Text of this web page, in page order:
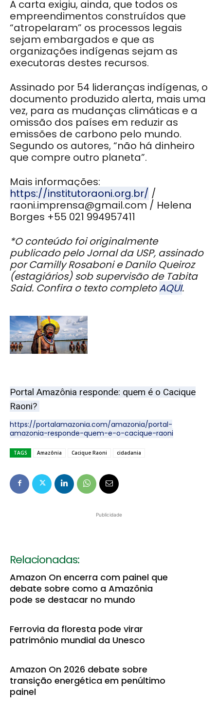
A carta exigiu, ainda, que todos os
empreendimentos construídos que
“atropelaram” os processos legais
sejam embargados e que as
organizações indígenas sejam as
executoras destes recursos.
Assinado por 54 lideranças indígenas, o
documento produzido alerta, mais uma
vez, para as mudanças climáticas e a
omissão dos países em reduzir as
emissões de carbono pelo mundo.
Segundo os autores, “não há dinheiro
que compre outro planeta”.
Mais informações:
https://institutoraoni.org.br/ /
raoni.imprensa@gmail.com / Helena
Borges +55 021 994957411
*O conteúdo foi originalmente
publicado pelo Jornal da USP, assinado
por Camilly Rosaboni e Danilo Queiroz
(estagiários) sob supervisão de Tabita
Said. Confira o texto completoAQUI.
Portal Amazônia responde: quem é o Cacique
Raoni?
https://portalamazonia.com/amazonia/portal-
amazonia-responde-quem-e-o-cacique-raoni
TAGS Amazônia Cacique Raoni cidadania
Publicidade
Relacionadas:
Amazon On encerra com painel que
debate sobre como a Amazônia
pode se destacar no mundo
Ferrovia da floresta pode virar
patrimônio mundial da Unesco
Amazon On 2026 debate sobre
transição energética em penúltimo
painel